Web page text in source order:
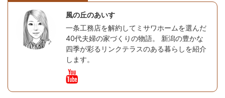
風の丘のあいす
一条工務店を解約してミサワホームを選んだ
40代夫婦の家づくりの物語。 新潟の豊かな
四季が彩るリンクテラスのある暮らしを紹介
します。